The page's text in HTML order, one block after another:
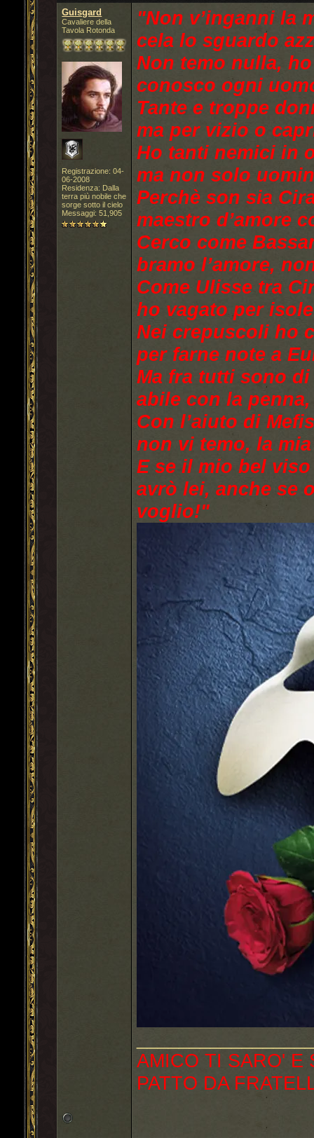
Guisgard
Cavaliere della
Tavola Rotonda
Registrazione: 04-
06-2008
Residenza: Dalla
terra più nobile che
sorge sotto il cielo
Messaggi: 51,905
"Non v’inganni la
cela lo sguardo
Non temo nulla,
conosco ogni
Tante e troppe
ma per vizio o
Ho tanti nemici in
ma non solo
Perchè son sia
maestro d’amore
Cerco come
bramo l’amore,
Come Ulisse tra
ho vagato per
Nei crepuscoli ho
per farne note a
Ma fra tutti sono
abile con la
Con l’aiuto di
non vi temo, la
E se il mio bel
avrò lei, anche se
voglio!"
AMICO TI SARO' E
PATTO DA